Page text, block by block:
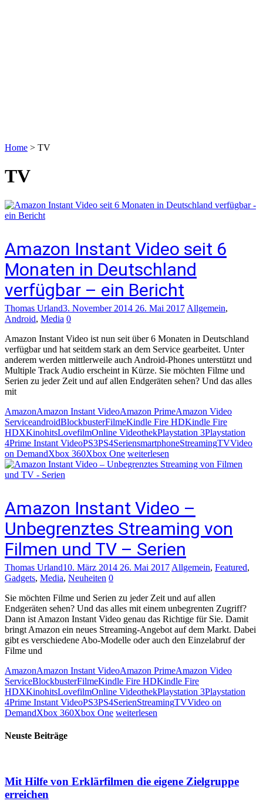
Home > TV
TV
Amazon Instant Video seit 6
Monaten in Deutschland
verfügbar – ein Bericht
Thomas Urland3. November 2014 26. Mai 2017 Allgemein,
Android, Media 0
Amazon Instant Video ist nun seit über 6 Monaten in Deutschland
verfügbar und hat seitdem stark an dem Service gearbeitet. Unter
anderem werden mittlerweile auch Android-Phones unterstützt und
Multiple Track Audio erscheint in Kürze. Sie möchten Filme und
Serien zu jeder Zeit und auf allen Endgeräten sehen? Und das alles
mit
AmazonAmazon Instant VideoAmazon PrimeAmazon Video
ServiceandroidBlockbusterFilmeKindle Fire HDKindle Fire
HDXKinohitsLovefilmOnline VideothekPlaystation 3Playstation
4Prime Instant VideoPS3PS4SeriensmartphoneStreamingTVVideo
on DemandXbox 360Xbox One weiterlesen
Amazon Instant Video –
Unbegrenztes Streaming von
Filmen und TV – Serien
Thomas Urland10. März 2014 26. Mai 2017 Allgemein, Featured,
Gadgets, Media, Neuheiten 0
Sie möchten Filme und Serien zu jeder Zeit und auf allen
Endgeräten sehen? Und das alles mit einem unbegrenten Zugriff?
Dann ist Amazon Instant Video genau das Richtige für Sie. Damit
bringt Amazon ein neues Streaming-Angebot auf dem Markt. Dabei
gibt es verschiedene Abo-Modelle oder auch den Einzelabruf der
Filme und
AmazonAmazon Instant VideoAmazon PrimeAmazon Video
ServiceBlockbusterFilmeKindle Fire HDKindle Fire
HDXKinohitsLovefilmOnline VideothekPlaystation 3Playstation
4Prime Instant VideoPS3PS4SerienStreamingTVVideo on
DemandXbox 360Xbox One weiterlesen
Neuste Beiträge
Mit Hilfe von Erklärfilmen die eigene Zielgruppe
erreichen